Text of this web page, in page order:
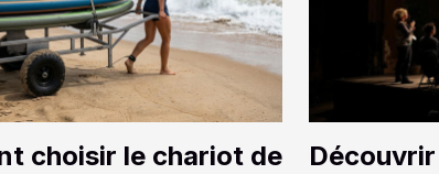
choisir le chariot de